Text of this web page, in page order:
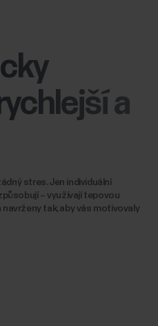
a
stres. Jen individuální
– využívají tepovou
tak, aby vás motivovaly